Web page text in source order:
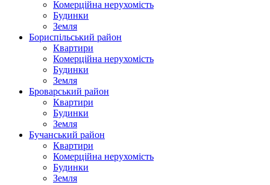
Комерційна нерухомість
Будинки
Земля
Бориспільський район
Квартири
Комерційна нерухомість
Будинки
Земля
Броварський район
Квартири
Будинки
Земля
Бучанський район
Квартири
Комерційна нерухомість
Будинки
Земля